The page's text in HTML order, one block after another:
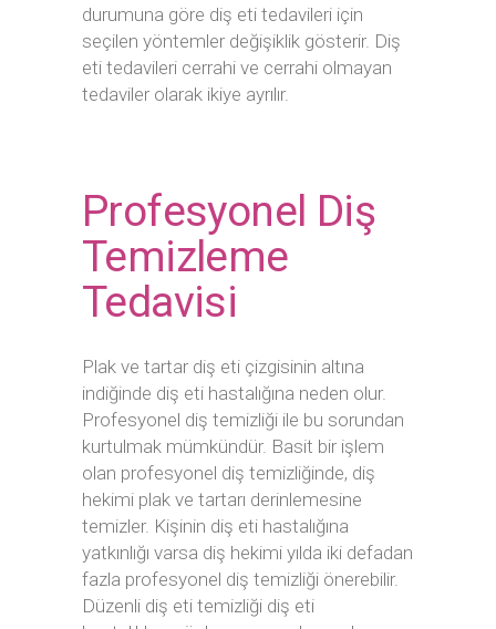
durumuna göre diş eti tedavileri için
seçilen yöntemler değişiklik gösterir. Diş
eti tedavileri cerrahi ve cerrahi olmayan
tedaviler olarak ikiye ayrılır.
Profesyonel Diş
Temizleme
Tedavisi
Plak ve tartar diş eti çizgisinin altına
indiğinde diş eti hastalığına neden olur.
Profesyonel diş temizliği ile bu sorundan
kurtulmak mümkündür. Basit bir işlem
olan profesyonel diş temizliğinde, diş
hekimi plak ve tartarı derinlemesine
temizler. Kişinin diş eti hastalığına
yatkınlığı varsa diş hekimi yılda iki defadan
fazla profesyonel diş temizliği önerebilir.
Düzenli diş eti temizliği diş eti